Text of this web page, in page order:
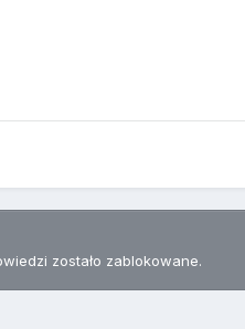
zostało zablokowane.